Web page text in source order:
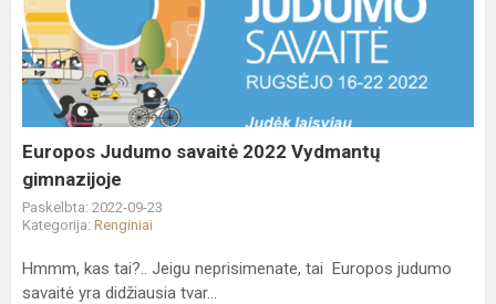
savaitė
2022
Vydmantų
gimnazijoje
Europos Judumo savaitė 2022 Vydmantų
gimnazijoje
Paskelbta: 2022-09-23
Kategorija: Renginiai
Hmmm, kas tai?.. Jeigu neprisimenate, tai Europos judumo
savaitė yra didžiausia tvar...